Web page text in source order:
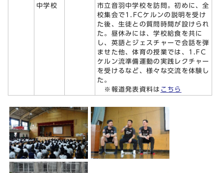
中学校
市立音羽中学校を訪問。初めに、全
校集会で1.FCケルンの説明を受け
た後、生徒との質問時間が設けられ
た。昼休みには、学校給食を共に
し、英語とジェスチャーで会話を弾
ませた他、体育の授業では、1.FC
ケルン流準備運動の実践レクチャー
を受けるなど、様々な交流を体験し
た。
※報道発表資料は こちら